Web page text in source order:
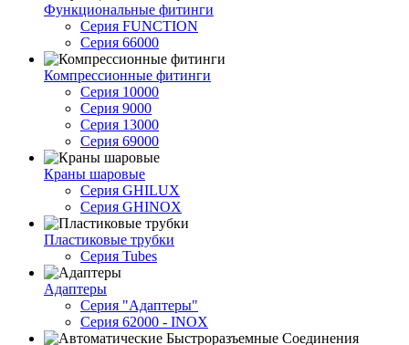
Функциональные фитинги
Серия FUNCTION
Серия 66000
Компрессионные фитинги
Серия 10000
Серия 9000
Серия 13000
Серия 69000
Краны шаровые
Серия GHILUX
Серия GHINOX
Пластиковые трубки
Серия Tubes
Адаптеры
Серия "Адаптеры"
Серия 62000 - INOX